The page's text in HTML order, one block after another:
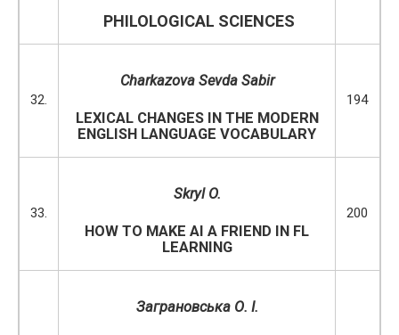
PHILOLOGICAL SCIENCES
32.
Charkazova Sevda Sabir
LEXICAL CHANGES IN THE MODERN
ENGLISH LANGUAGE VOCABULARY
194
33.
Skryl O.
HOW TO MAKE AI A FRIEND IN FL
LEARNING
200
Заграновська О. І.